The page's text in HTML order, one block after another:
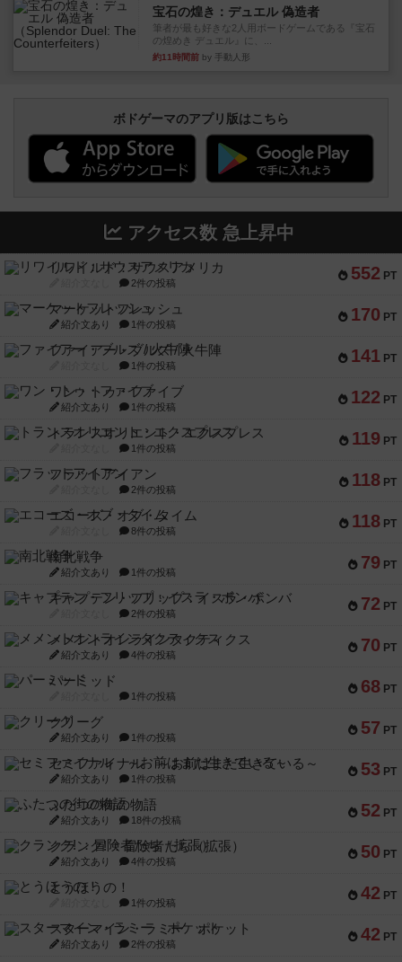
宝石の煌き：デュエル 偽造者
筆者が最も好きな2人用ボードゲームである『宝石
の煌めき デュエル』に、...
約11時間前 by 手動人形
ボドゲーマのアプリ版はこちら
アクセス数 急上昇中
552 PT
リワイルド：サウスアメリカ
2件の投稿
170 PT
マーケットフレッシュ
紹介文あり 1件の投稿
141 PT
ファイアー・ブルズ / 火牛陣
1件の投稿
122 PT
ワン・トゥ・ファイブ
紹介文あり 1件の投稿
119 PT
トランスオリエント・エクスプレス
1件の投稿
118 PT
フラットアイアン
2件の投稿
118 PT
エコーズ・オブ・タイム
8件の投稿
79 PT
南北戦争
紹介文あり 1件の投稿
72 PT
キャプテン・フリップ：イスラ・ボンバ
2件の投稿
70 PT
メメントオンラインタクティクス
紹介文あり 4件の投稿
68 PT
パーミッド
1件の投稿
57 PT
クリーグ
紹介文あり 1件の投稿
53 PT
セミファイナル ～お前はまだ生きている～
紹介文あり 1件の投稿
52 PT
ふたつの街の物語
紹介文あり 18件の投稿
50 PT
クランク! ：冒険者たち（拡張）
紹介文あり 4件の投稿
42 PT
とうほうの！
1件の投稿
42 PT
スターマイン・ラミー ポケット
紹介文あり 2件の投稿